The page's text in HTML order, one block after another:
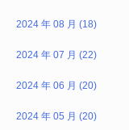
2024 年 08 月 (18)
2024 年 07 月 (22)
2024 年 06 月 (20)
2024 年 05 月 (20)